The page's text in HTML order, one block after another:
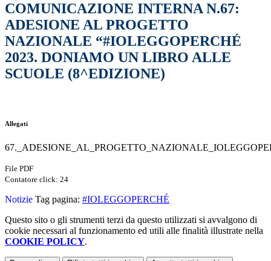
COMUNICAZIONE INTERNA N.67:
ADESIONE AL PROGETTO
NAZIONALE “#IOLEGGOPERCHÉ
2023. DONIAMO UN LIBRO ALLE
SCUOLE (8^EDIZIONE)
Allegati
File PDF
Contatore click: 24
Notizie Tag pagina: #IOLEGGOPERCHÉ
Questo sito o gli strumenti terzi da questo utilizzati si avvalgono di
cookie necessari al funzionamento ed utili alle finalità illustrate nella
COOKIE POLICY.